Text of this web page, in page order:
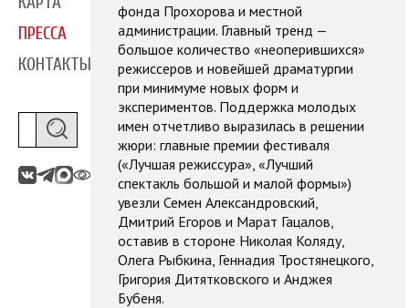
ПРЕССА
КОНТАКТЫ
фонда Прохорова и местной
администрации. Главный тренд —
большое количество «неоперившихся»
режиссеров и новейшей драматургии
при минимуме новых форм и
экспериментов. Поддержка молодых
имен отчетливо выразилась в решении
жюри: главные премии фестиваля
(«Лучшая режиссура», «Лучший
спектакль большой и малой формы»)
увезли Семен Александровский,
Дмитрий Егоров и Марат Гацалов,
оставив в стороне Николая Коляду,
Олега Рыбкина, Геннадия Тростянецкого,
Григория Дитятковского и Анджея
Бубеня.